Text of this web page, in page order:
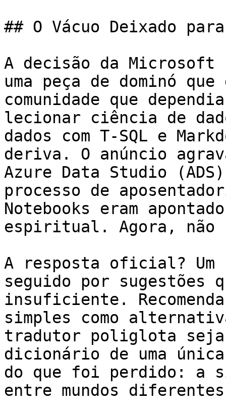
## O Vácuo Deixado
A decisão da Microsoft
uma peça de dominó
comunidade que
lecionar ciência de
dados com T-SQL e
deriva. O anúncio
Azure Data Studio
processo de
Notebooks eram
espiritual. Agora, não
A resposta oficial? Um
seguido por sugestões
insuficiente.
simples como
tradutor poliglota
dicionário de uma
do que foi perdido: a
entre mundos